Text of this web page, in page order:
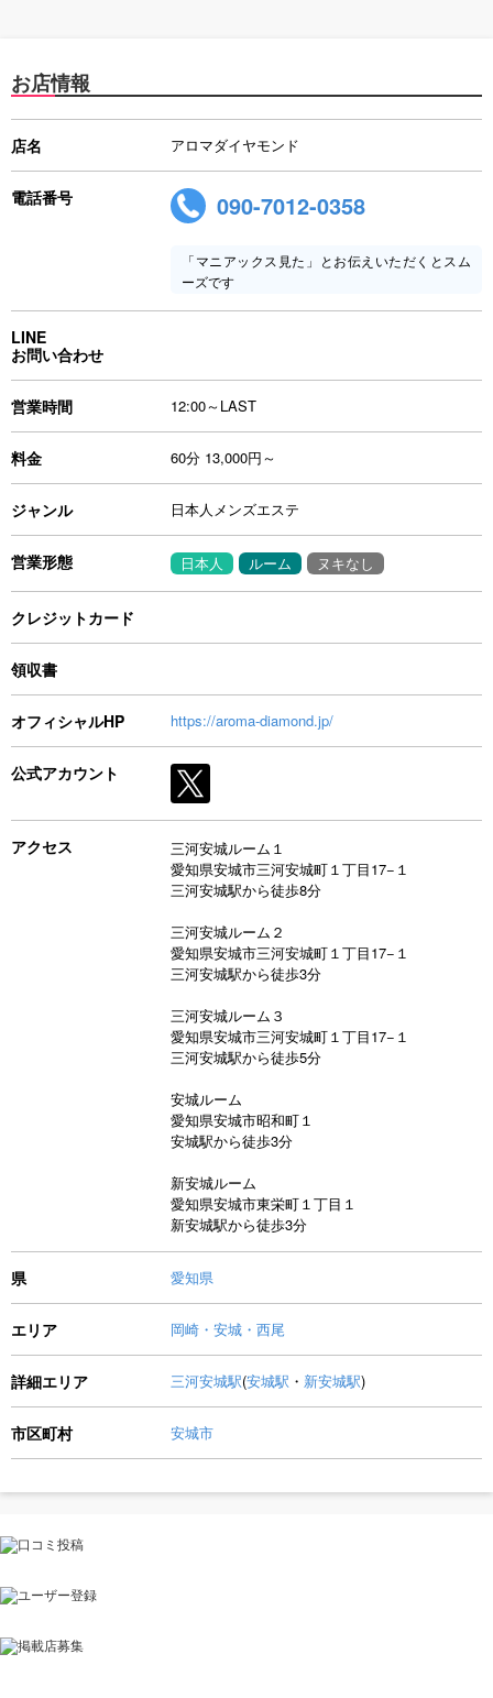
お店情報
店名 アロマダイヤモンド
電話番号 090-7012-0358
「マニアックス見た」とお伝えいただくとスム
ーズです
LINE
お問い合わせ
営業時間 12:00～LAST
料金 60分 13,000円～
ジャンル 日本人メンズエステ
営業形態 日本人 ルーム ヌキなし
クレジットカード
領収書
オフィシャルHP https://aroma-diamond.jp/
公式アカウント
アクセス
三河安城ルーム１
愛知県安城市三河安城町１丁目17−１
三河安城駅から徒歩8分
三河安城ルーム２
愛知県安城市三河安城町１丁目17−１
三河安城駅から徒歩3分
三河安城ルーム３
愛知県安城市三河安城町１丁目17−１
三河安城駅から徒歩5分
安城ルーム
愛知県安城市昭和町１
安城駅から徒歩3分
新安城ルーム
愛知県安城市東栄町１丁目１
新安城駅から徒歩3分
県 愛知県
エリア 岡崎・安城・西尾
詳細エリア 三河安城駅(安城駅 ・ 新安城駅)
市区町村 安城市